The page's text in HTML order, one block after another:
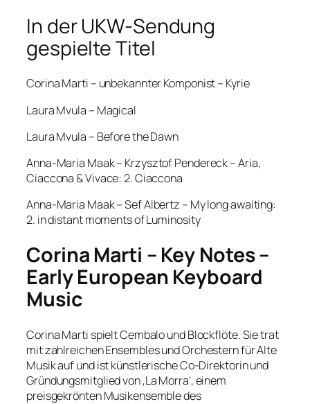
In der UKW-Sendung
gespielte Titel
Corina Marti – unbekannter Komponist – Kyrie
Laura Mvula – Magical
Laura Mvula – Before the Dawn
Anna-Maria Maak – Krzysztof Pendereck – Aria,
Ciaccona & Vivace: 2. Ciaccona
Anna-Maria Maak – Sef Albertz – My long awaiting:
2. in distant moments of Luminosity
Corina Marti – Key Notes –
Early European Keyboard
Music
Corina Marti spielt Cembalo und Blockflöte. Sie trat
mit zahlreichen Ensembles und Orchestern für Alte
Musik auf und ist künstlerische Co-Direktorin und
Gründungsmitglied von ‚La Morra’, einem
preisgekrönten Musikensemble des